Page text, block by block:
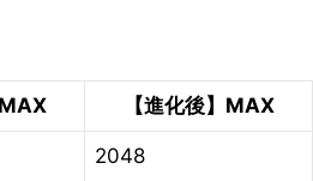
【進化後】MAX
2048